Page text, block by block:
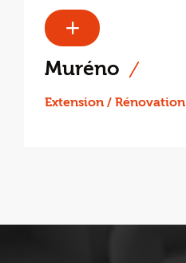
Muréno
Extension / Rénovation